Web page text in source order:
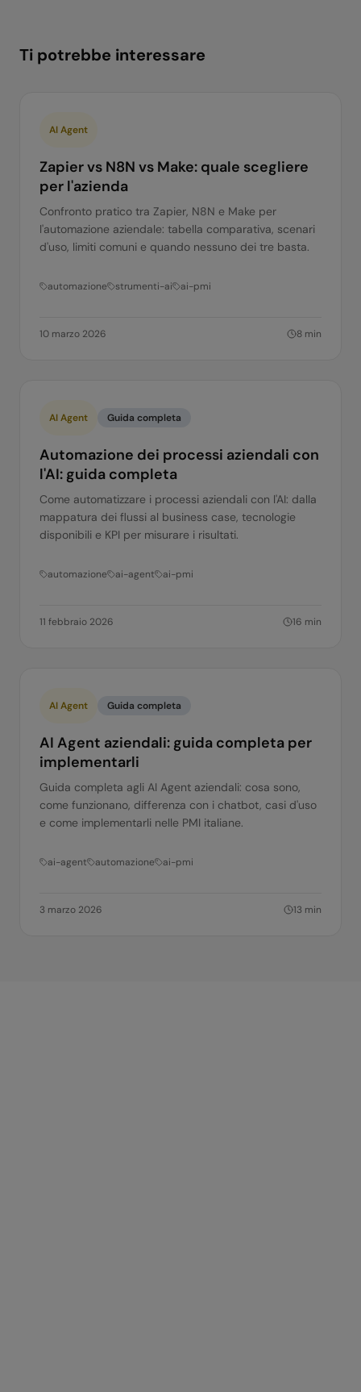
Ti potrebbe interessare
AI Agent
Zapier vs N8N vs Make: quale scegliere
per l'azienda
Confronto pratico tra Zapier, N8N e Make per
l'automazione aziendale: tabella comparativa, scenari
d'uso, limiti comuni e quando nessuno dei tre basta.
automazione strumenti-ai ai-pmi
10 marzo 2026 8 min
AI Agent Guida completa
Automazione dei processi aziendali con
l'AI: guida completa
Come automatizzare i processi aziendali con l'AI: dalla
mappatura dei flussi al business case, tecnologie
disponibili e KPI per misurare i risultati.
automazione ai-agent ai-pmi
11 febbraio 2026 16 min
AI Agent Guida completa
AI Agent aziendali: guida completa per
implementarli
Guida completa agli AI Agent aziendali: cosa sono,
come funzionano, differenza con i chatbot, casi d'uso
e come implementarli nelle PMI italiane.
ai-agent automazione ai-pmi
3 marzo 2026 13 min